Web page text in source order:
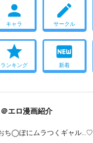
person
キャラ
create
サークル
star
ランキング
fiber_new
新着
エロ漫画紹介
ち◯ぽにムラつくギャル…♡